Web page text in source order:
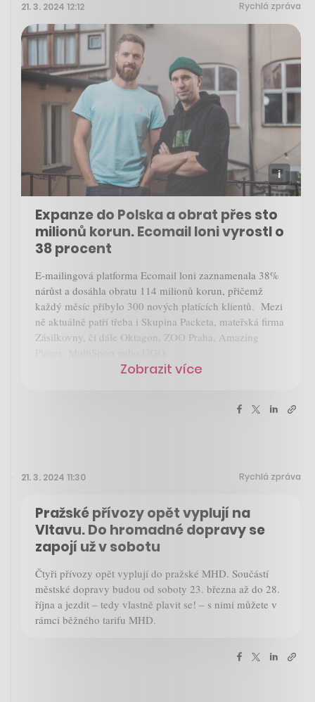
21. 3. 2024 12:12 Rychlá zpráva
Expanze do Polska a obrat přes sto
milionů korun. Ecomail loni vyrostl o
38 procent
E-mailingová platforma Ecomail loni zaznamenala 38%
nárůst a dosáhla obratu 114 milionů korun, přičemž
každý měsíc přibylo 300 nových platících klientů. Mezi
ně aktuálně patří třeba i Skupina Packeta, mateřská firma
Zásilkovny, či dále Oktagon, ZOO Praha, Amazing
Zobrazit více
21. 3. 2024 11:30 Rychlá zpráva
Pražské přívozy opět vyplují na
Vltavu. Do hromadné dopravy se
zapojí už v sobotu
Čtyři přívozy opět vyplují do pražské MHD. Součástí
městské dopravy budou od soboty 23. března až do 28.
října a jezdit – tedy vlastně plavit se! – s nimi můžete v
rámci běžného tarifu MHD.